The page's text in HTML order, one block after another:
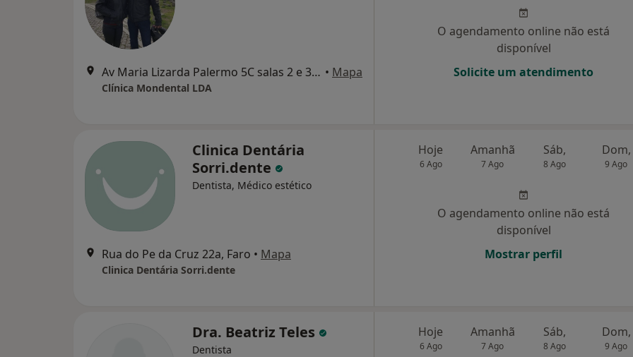
Av Maria Lizarda Palermo 5C salas 2 e 3, Moncarapacho • Mapa
Clínica Mondental LDA
O agendamento online não está
disponível
Solicite um atendimento
Clinica Dentária
Sorri.dente
Dentista, Médico estético
Rua do Pe da Cruz 22a, Faro • Mapa
Clinica Dentária Sorri.dente
Hoje
6 Ago
Amanhã
7 Ago
Sáb,
8 Ago
Dom,
9 Ago
O agendamento online não está
disponível
Mostrar perfil
Dra. Beatriz Teles
Dentista
Hoje
6 Ago
Amanhã
7 Ago
Sáb,
8 Ago
Dom,
9 Ago